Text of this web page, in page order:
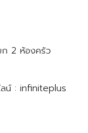
2 ห้องครัว
น์ : infiniteplus